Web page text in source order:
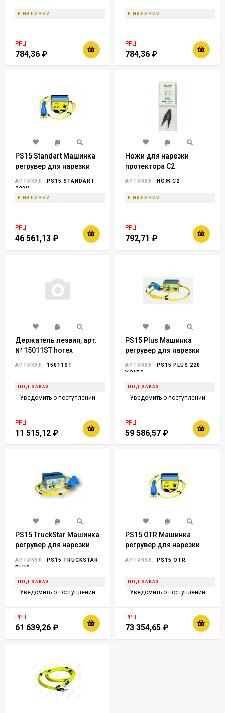
В НАЛИЧИИ
РРЦ
784,36 ₽
В НАЛИЧИИ
РРЦ
784,36 ₽
PS15 Standart Машинка
регрувер для нарезки
положения нагрева,
Франция, horex
АРТИКУЛ:
PS15 STANDART
220V
В НАЛИЧИИ
РРЦ
46 561,13 ₽
Ножи для нарезки
протектора С2
АРТИКУЛ: НОЖ C2
В НАЛИЧИИ
РРЦ
792,71 ₽
Держатель лезвия, арт.
№ 15011ST horex
АРТИКУЛ: 15011ST
ПОД ЗАКАЗ
Уведомить о поступлении
РРЦ
11 515,12 ₽
PS15 Plus Машинка
регрувер для нарезки
положений нагрева,
АРТИКУЛ:
PS15 PLUS 220
VOLTS
ПОД ЗАКАЗ
Уведомить о поступлении
РРЦ
59 586,57 ₽
PS15 TruckStar Машинка
регрувер для нарезки
плавная регулировка
ожидания, Франция,
horex
АРТИКУЛ:
PS15 TRUCKSTAR
PLUS
ПОД ЗАКАЗ
Уведомить о поступлении
РРЦ
61 639,26 ₽
PS15 OTR Машинка
регрувер для нарезки
АРТИКУЛ: PS15 OTR
ПОД ЗАКАЗ
Уведомить о поступлении
РРЦ
73 354,65 ₽